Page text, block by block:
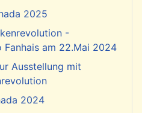
2025
-
am 22.Mai 2024
Ausstellung mit
2024